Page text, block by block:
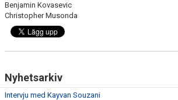
Benjamin Kovasevic
Christopher Musonda
Nyhetsarkiv
Intervju med Kayvan Souzani